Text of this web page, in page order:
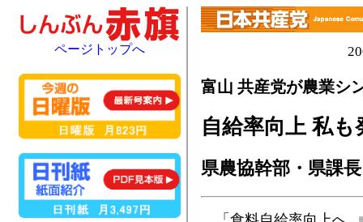
富山 共産党が農業シ
自給率向上 私も
県農協幹部・県課
ページトップへ